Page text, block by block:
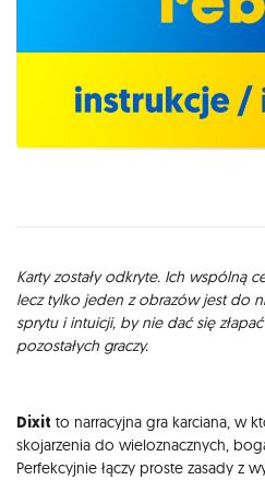
Opis
Karty zostały odkryte. Ich wspólną
lecz tylko jeden z obrazów jest do
sprytu i intuicji, by nie dać się
pozostałych graczy.
Dixit to narracyjna gra karciana, w
skojarzenia do wieloznacznych,
Perfekcyjnie łączy proste zasady z